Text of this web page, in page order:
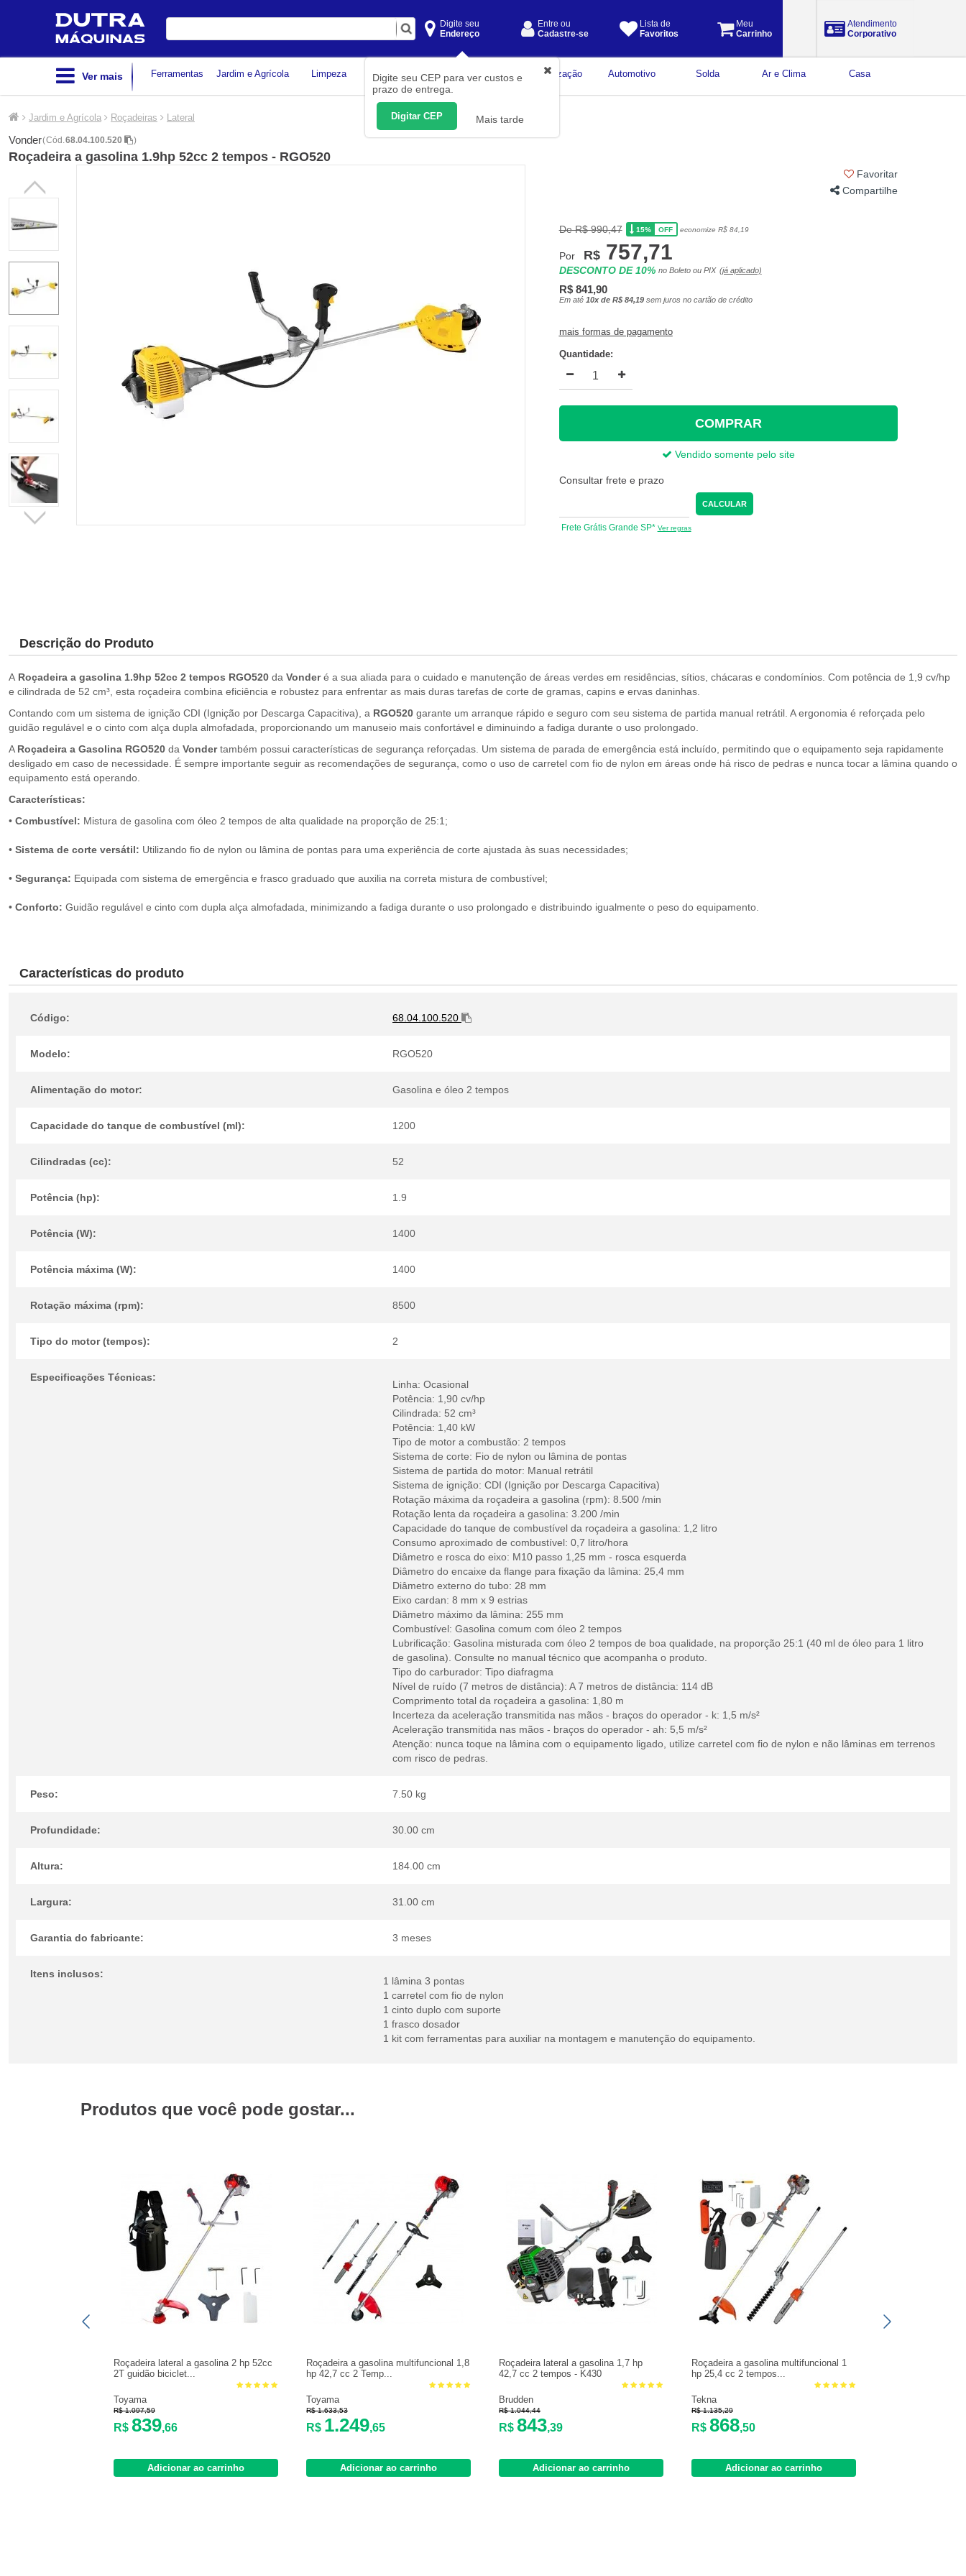
Digite
Digite seu
Endereço
Digite seu CEP para ver custos e
prazo de entrega.
Digitar CEP Mais tarde
Entre ou
Cadastre-se
Lista de
Favoritos
Meu
Carrinho
Atendimento
Corporativo
Ver mais Ferramentas Jardim e Agrícola Limpeza Construção Civil
Medição
Organização Automotivo Solda Ar e Clima Casa
Jardim e Agrícola Roçadeiras Lateral
Vonder(Cód. 68.04.100.520 )
Roçadeira a gasolina 1.9hp 52cc 2 tempos - RGO520
Favoritar
Compartilhe
De R$ 990,47 15% OFF economize R$ 84,19
Por R$ 757,71
DESCONTO DE 10% no Boleto ou PIX (já aplicado)
R$ 841,90
Em até 10x de R$ 84,19sem juros no cartão de crédito
mais formas de pagamento
Quantidade:
COMPRAR
Vendido somente pelo site
Consultar frete e prazo
CALCULAR
Frete Grátis Grande SP* Ver regras
Descrição do Produto
A Roçadeira a gasolina 1.9hp 52cc 2 tempos RGO520 da Vonderé a sua aliada para o cuidado e manutenção de áreas verdes em residências, sítios, chácaras e condomínios. Com potência de 1,9 cv/hp
e cilindrada de 52 cm³, esta roçadeira combina eficiência e robustez para enfrentar as mais duras tarefas de corte de gramas, capins e ervas daninhas.
Contando com um sistema de ignição CDI (Ignição por Descarga Capacitiva), a RGO520 garante um arranque rápido e seguro com seu sistema de partida manual retrátil. A ergonomia é reforçada pelo
guidão regulável e o cinto com alça dupla almofadada, proporcionando um manuseio mais confortável e diminuindo a fadiga durante o uso prolongado.
A Roçadeira a Gasolina RGO520 da Vondertambém possui características de segurança reforçadas. Um sistema de parada de emergência está incluído, permitindo que o equipamento seja rapidamente
desligado em caso de necessidade. É sempre importante seguir as recomendações de segurança, como o uso de carretel com fio de nylon em áreas onde há risco de pedras e nunca tocar a lâmina quando o
equipamento está operando.
Características:
• Combustível: Mistura de gasolina com óleo 2 tempos de alta qualidade na proporção de 25:1;
• Sistema de corte versátil: Utilizando fio de nylon ou lâmina de pontas para uma experiência de corte ajustada às suas necessidades;
• Segurança: Equipada com sistema de emergência e frasco graduado que auxilia na correta mistura de combustível;
• Conforto: Guidão regulável e cinto com dupla alça almofadada, minimizando a fadiga durante o uso prolongado e distribuindo igualmente o peso do equipamento.
Características do produto
Código: 68.04.100.520
Modelo: RGO520
Alimentação do motor: Gasolina e óleo 2 tempos
Capacidade do tanque de combustível (ml): 1200
Cilindradas (cc): 52
Potência (hp): 1.9
Potência (W): 1400
Potência máxima (W): 1400
Rotação máxima (rpm): 8500
Tipo do motor (tempos): 2
Especificações Técnicas:
Linha: Ocasional
Potência: 1,90 cv/hp
Cilindrada: 52 cm³
Potência: 1,40 kW
Tipo de motor a combustão: 2 tempos
Sistema de corte: Fio de nylon ou lâmina de pontas
Sistema de partida do motor: Manual retrátil
Sistema de ignição: CDI (Ignição por Descarga Capacitiva)
Rotação máxima da roçadeira a gasolina (rpm): 8.500 /min
Rotação lenta da roçadeira a gasolina: 3.200 /min
Capacidade do tanque de combustível da roçadeira a gasolina: 1,2 litro
Consumo aproximado de combustível: 0,7 litro/hora
Diâmetro e rosca do eixo: M10 passo 1,25 mm - rosca esquerda
Diâmetro do encaixe da flange para fixação da lâmina: 25,4 mm
Diâmetro externo do tubo: 28 mm
Eixo cardan: 8 mm x 9 estrias
Diâmetro máximo da lâmina: 255 mm
Combustível: Gasolina comum com óleo 2 tempos
Lubrificação: Gasolina misturada com óleo 2 tempos de boa qualidade, na proporção 25:1 (40 ml de óleo para 1 litro
de gasolina). Consulte no manual técnico que acompanha o produto.
Tipo do carburador: Tipo diafragma
Nível de ruído (7 metros de distância): A 7 metros de distância: 114 dB
Comprimento total da roçadeira a gasolina: 1,80 m
Incerteza da aceleração transmitida nas mãos - braços do operador - k: 1,5 m/s²
Aceleração transmitida nas mãos - braços do operador - ah: 5,5 m/s²
Atenção: nunca toque na lâmina com o equipamento ligado, utilize carretel com fio de nylon e não lâminas em terrenos
com risco de pedras.
Peso: 7.50 kg
Profundidade: 30.00 cm
Altura: 184.00 cm
Largura: 31.00 cm
Garantia do fabricante: 3 meses
Itens inclusos:
1 lâmina 3 pontas
1 carretel com fio de nylon
1 cinto duplo com suporte
1 frasco dosador
1 kit com ferramentas para auxiliar na montagem e manutenção do equipamento.
Produtos que você pode gostar...
Roçadeira lateral a gasolina 2 hp 52cc
2T guidão biciclet...
Toyama
R$ 1.097,59
R$ 839,66
Adicionar ao carrinho
Roçadeira a gasolina multifuncional 1,8
hp 42,7 cc 2 Temp...
Toyama
R$ 1.633,53
R$ 1.249,65
Adicionar ao carrinho
Roçadeira lateral a gasolina 1,7 hp
42,7 cc 2 tempos - K430
Brudden
R$ 1.044,44
R$ 843,39
Adicionar ao carrinho
Roçadeira a gasolina multifuncional 1
hp 25,4 cc 2 tempos...
Tekna
R$ 1.135,29
R$ 868,50
Adicionar ao carrinho